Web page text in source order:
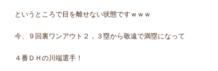
というところで目を離せない状態ですｗｗｗ
今、９回裏ワンアウト２，３塁から敬遠で満塁になって
４番ＤＨの川端選手！